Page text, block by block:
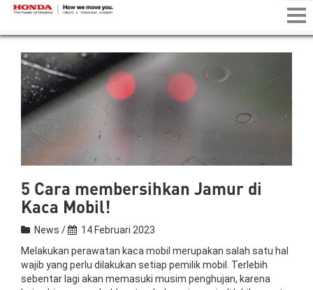
5 Cara membersihkan Jamur di
Kaca Mobil!
News /
14 Februari 2023
Melakukan perawatan kaca mobil merupakan salah satu hal
wajib yang perlu dilakukan setiap pemilik mobil. Terlebih
sebentar lagi akan memasuki musim penghujan, karena